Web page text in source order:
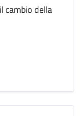
cambio della